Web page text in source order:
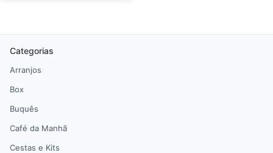
Categorias
Arranjos
Box
Buquês
Café da Manhã
Cestas e Kits